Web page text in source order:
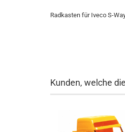
Radkasten für Iveco S-
Kunden, welche